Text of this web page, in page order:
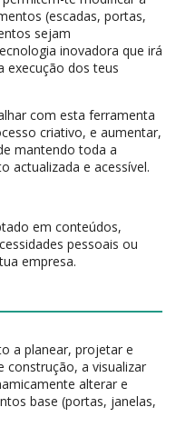
(escadas, portas,
sejam
inovadora que irá
execução dos teus
com esta ferramenta
criativo, e aumentar,
mantendo toda a
actualizada e acessível.
em conteúdos,
pessoais ou
empresa.
a planear, projetar e
construção, a visualizar
alterar e
base (portas, janelas,